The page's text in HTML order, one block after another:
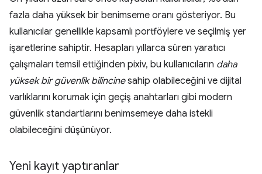
fazla daha yüksek bir benimseme oranı gösteriyor. Bu
kullanıcılar genellikle kapsamlı portföylere ve seçilmiş yer
işaretlerine sahiptir. Hesapları yıllarca süren yaratıcı
çalışmaları temsil ettiğinden pixiv, bu kullanıcıların daha
yüksek bir güvenlik bilincinesahip olabileceğini ve dijital
varlıklarını korumak için geçiş anahtarları gibi modern
güvenlik standartlarını benimsemeye daha istekli
olabileceğini düşünüyor.
Yeni kayıt yaptıranlar